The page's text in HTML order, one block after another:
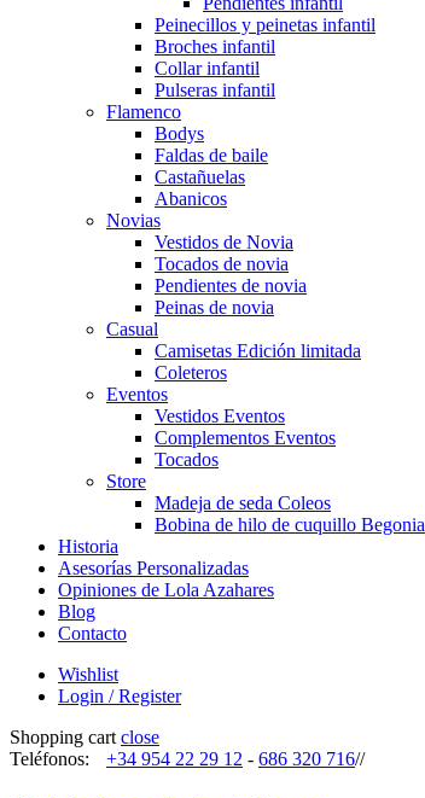
Peinecillos y peinetas infantil
Broches infantil
Collar infantil
Pulseras infantil
Flamenco
Bodys
Faldas de baile
Castañuelas
Abanicos
Novias
Vestidos de Novia
Tocados de novia
Pendientes de novia
Peinas de novia
Casual
Camisetas Edición limitada
Coleteros
Eventos
Vestidos Eventos
Complementos Eventos
Tocados
Store
Madeja de seda Coleos
Bobina de hilo de cuquillo Begonia
Historia
Asesorías Personalizadas
Opiniones de Lola Azahares
Blog
Contacto
Wishlist
Login / Register
Shopping cart close
Teléfonos:
+34 954 22 29 12 - 686 320 716//